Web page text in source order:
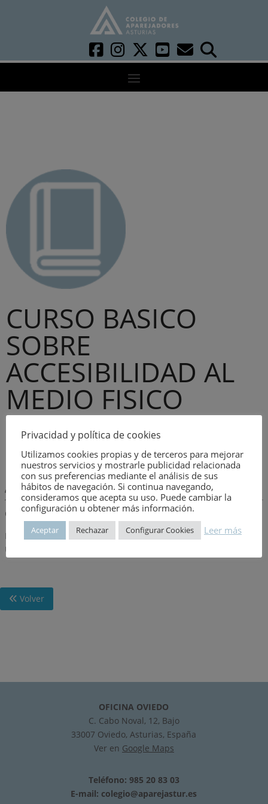
CURSO BASICO
SOBRE
ACCESIBILIDAD AL
MEDIO FISICO
Tema:
VARIOS
Número:
1848
Descripción:
Observaciones
DOCUMENTOS SUPRESION DE BARRERAS ARQUITECTONICAS,
URBANISTICAS
Volver
OFICINA OVIEDO
C. Cabo Noval, 12, Bajo
33007 Oviedo, Asturias, España
Ver en Google Maps
Teléfono: 985 20 83 03
E-mail: colegio@aparejastur.es
Privacidad y política de cookies
Utilizamos cookies propias y de terceros para mejorar
nuestros servicios y mostrarle publicidad relacionada
con sus preferencias mediante el análisis de sus
hábitos de navegación. Si continua navegando,
consideramos que acepta su uso. Puede cambiar la
configuración u obtener más información.
Aceptar Rechazar Configurar Cookies Leer más